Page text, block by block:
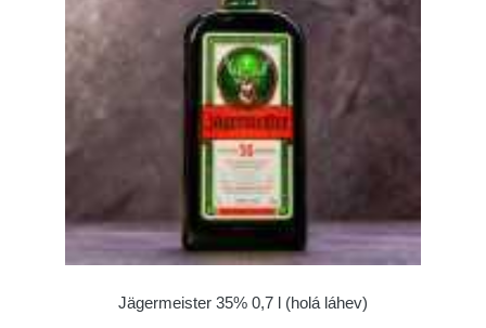
Jägermeister 35% 0,7 l (holá láhev)